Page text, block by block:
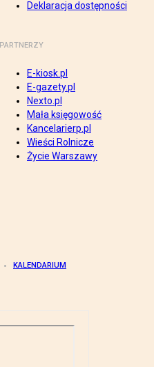
Deklaracja dostępności
PARTNERZY
E-kiosk.pl
E-gazety.pl
Nexto.pl
Mała księgowość
Kancelarierp.pl
Wieści Rolnicze
Życie Warszawy
KALENDARIUM